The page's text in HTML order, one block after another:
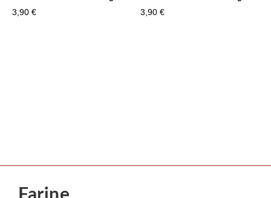
3,90 € 3,90€